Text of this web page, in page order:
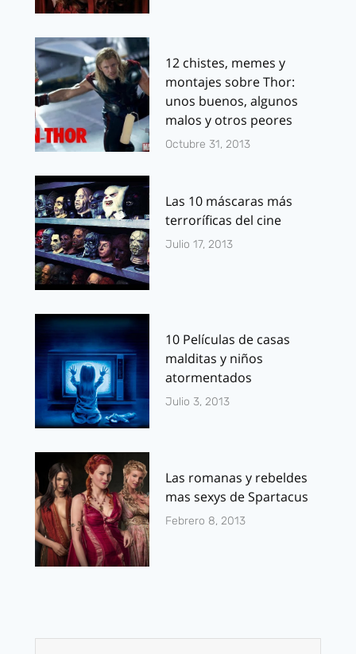
12 chistes, memes y
montajes sobre Thor:
unos buenos, algunos
malos y otros peores
Octubre 31, 2013
Las 10 máscaras más
terroríficas del cine
Julio 17, 2013
10 Películas de casas
malditas y niños
atormentados
Julio 3, 2013
Las romanas y rebeldes
mas sexys de Spartacus
Febrero 8, 2013